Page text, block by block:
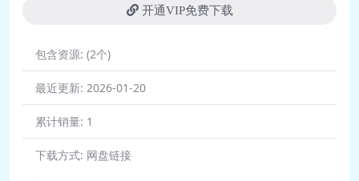
2：汉朝皇帝是怎么削弱诸侯
🎵 gh-20.0226丨《秦汉帝国》
3：皇帝为什么看豪族不顺
眼？.mp3
3：皇帝为什么看豪族不顺
史》4：纸张如何改变人类社
怎样？.mp3
开通VIP免费下载
包含资源: (2个)
最近更新: 2026-01-20
累计销量: 1
下载方式: 网盘链接